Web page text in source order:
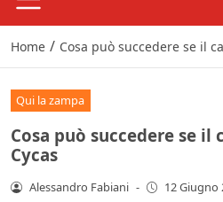
Home / Cosa può succedere se il
Qui la zampa
Cosa può succedere se il
Cycas
Alessandro Fabiani - 12 Giugno